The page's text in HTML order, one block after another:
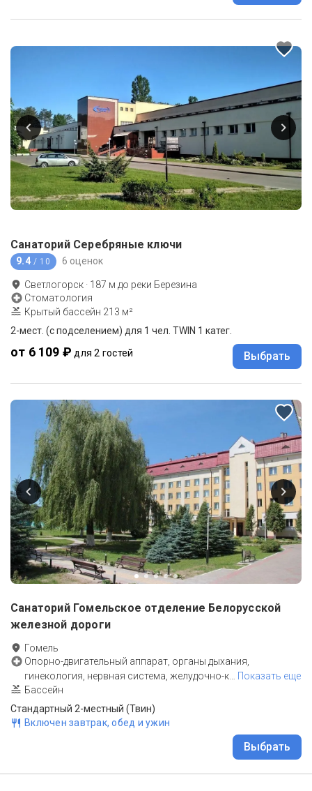
Санаторий Серебряные ключи
9.4 / 10 6 оценок
Светлогорск · 187 м до реки Березина
Стоматология
Крытый бассейн 213 м²
2-мест. (с подселением) для 1 чел. TWIN 1 катег.
от 6 109 ₽ для 2 гостей Выбрать
Санаторий Гомельское отделение Белорусской
железной дороги
Гомель
Опорно-двигательный аппарат, органы дыхания,
гинекология, нервная система, желудочно-к… Показать еще
Бассейн
Стандартный 2-местный (Твин)
Включен завтрак, обед и ужин
Выбрать